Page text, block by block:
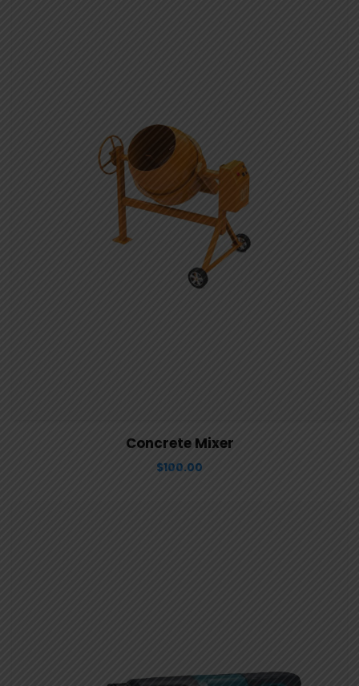
View Details Aggiungi al carrello
Concrete Mixer
$100.00